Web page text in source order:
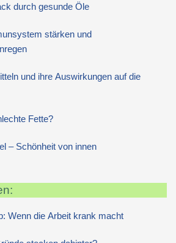
durch gesunde Öle
stärken und
und ihre Auswirkungen auf die
Fette?
– Schönheit von innen
Wenn die Arbeit krank macht